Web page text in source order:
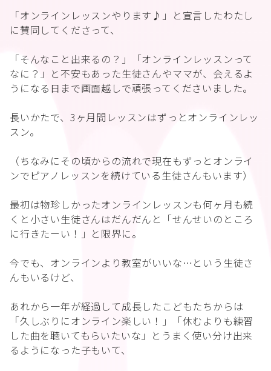
「オンラインレッスンやります♪」と宣言したわたし
に賛同してくださって、
「そんなこと出来るの？」「オンラインレッスンって
なに？」と不安もあった生徒さんやママが、会えるよ
うになる日まで画面越しで頑張ってくださいました。
長いかたで、3ヶ月間レッスンはずっとオンラインレッ
スン。
（ちなみにその頃からの流れで現在もずっとオンライ
ンでピアノレッスンを続けている生徒さんもいます）
最初は物珍しかったオンラインレッスンも何ヶ月も続
くと小さい生徒さんはだんだんと「せんせいのところ
に行きたーい！」と限界に。
今でも、オンラインより教室がいいな…という生徒さ
んもいるけど、
あれから一年が経過して成長したこどもたちからは
「久しぶりにオンライン楽しい！」「休むよりも練習
した曲を聴いてもらいたいな」とうまく使い分け出来
るようになった子もいて、